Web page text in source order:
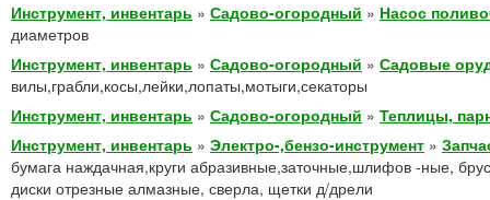
Инструмент, инвентарь » Садово-огородный » Насос
диаметров
Инструмент, инвентарь » Садово-огородный » Садовые
вилы,грабли,косы,лейки,лопаты,мотыги,секаторы
Инструмент, инвентарь » Садово-огородный » Теплицы,
Инструмент, инвентарь » Электро-,бензо-инструмент »
бумага наждачная,круги абразивные,заточные,шлифов -ные,
диски отрезные алмазные, сверла, щетки д/дрели